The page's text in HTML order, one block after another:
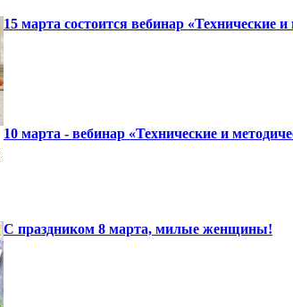
15 марта состоится вебинар
10 марта - вебинар «Технические и
С праздником 8 марта, милые женщины!